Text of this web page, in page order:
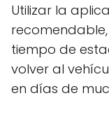
Utilizar la
tiempo de
volver al
en días de